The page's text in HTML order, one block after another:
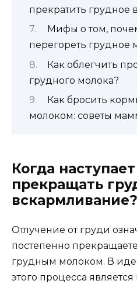
прекратить грудное
Мифы о том,
перегореть грудное
Как облегчить
грудного молока?
Как бросить
молоком: советы
Когда
прекращать
вскармливание?
Отлучение от груди
постепенно
грудным молоком. В
этого процесса